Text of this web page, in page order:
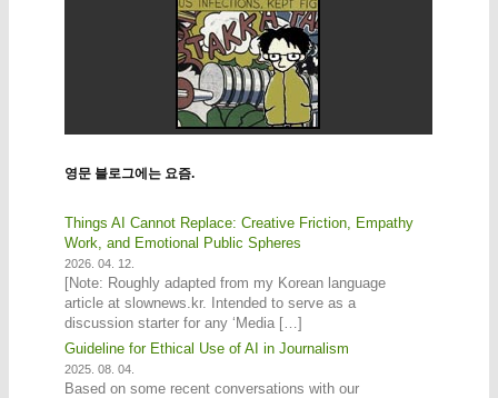
영문 블로그에는 요즘.
Things AI Cannot Replace: Creative Friction, Empathy
Work, and Emotional Public Spheres
2026. 04. 12.
[Note: Roughly adapted from my Korean language
article at slownews.kr. Intended to serve as a
discussion starter for any ‘Media […]
Guideline for Ethical Use of AI in Journalism
2025. 08. 04.
Based on some recent conversations with our